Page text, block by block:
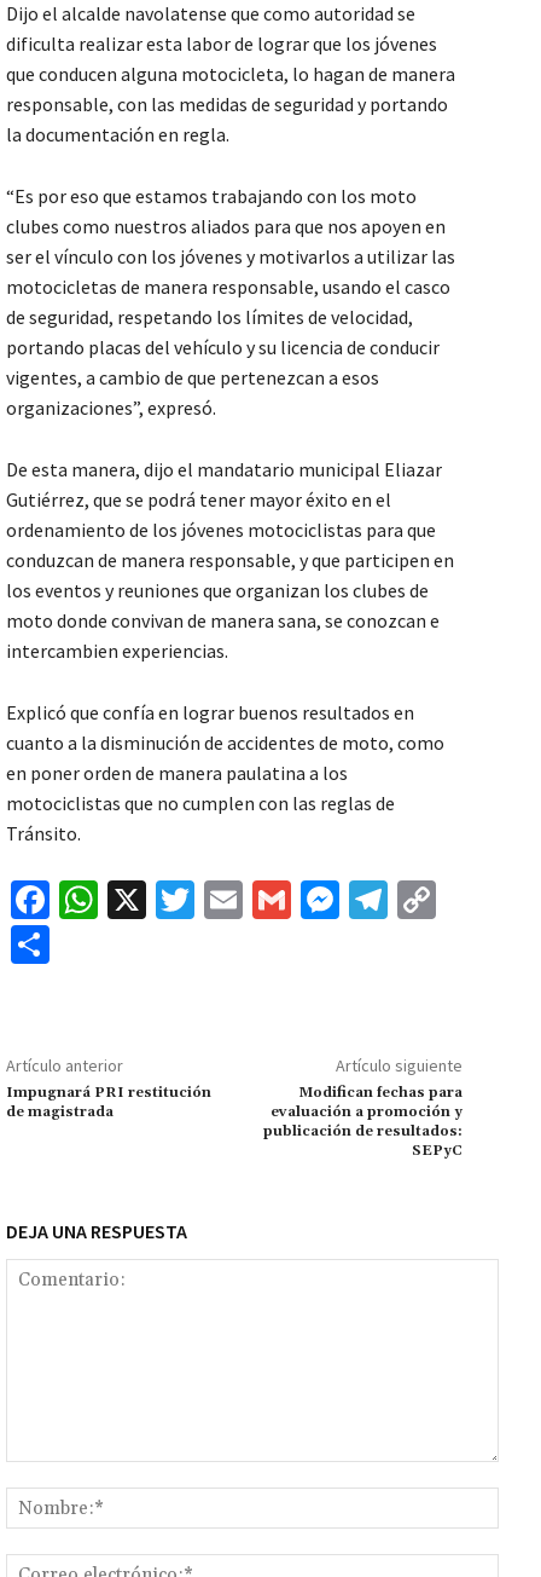
Dijo el alcalde navolatense que como autoridad se
dificulta realizar esta labor de lograr que los jóvenes
que conducen alguna motocicleta, lo hagan de manera
responsable, con las medidas de seguridad y portando
la documentación en regla.
“Es por eso que estamos trabajando con los moto
clubes como nuestros aliados para que nos apoyen en
ser el vínculo con los jóvenes y motivarlos a utilizar las
motocicletas de manera responsable, usando el casco
de seguridad, respetando los límites de velocidad,
portando placas del vehículo y su licencia de conducir
vigentes, a cambio de que pertenezcan a esos
organizaciones”, expresó.
De esta manera, dijo el mandatario municipal Eliazar
Gutiérrez, que se podrá tener mayor éxito en el
ordenamiento de los jóvenes motociclistas para que
conduzcan de manera responsable, y que participen en
los eventos y reuniones que organizan los clubes de
moto donde convivan de manera sana, se conozcan e
intercambien experiencias.
Explicó que confía en lograr buenos resultados en
cuanto a la disminución de accidentes de moto, como
en poner orden de manera paulatina a los
motociclistas que no cumplen con las reglas de
Tránsito.
Fa
o
k
W
p
p
X
T
E
G
M
ge
r
Te
m Li
n
k
p
ar
Artículo anterior
Impugnará PRI restitución
de magistrada
Artículo siguiente
Modifican fechas para
evaluación a promoción y
publicación de resultados:
SEPyC
DEJA UNA RESPUESTA